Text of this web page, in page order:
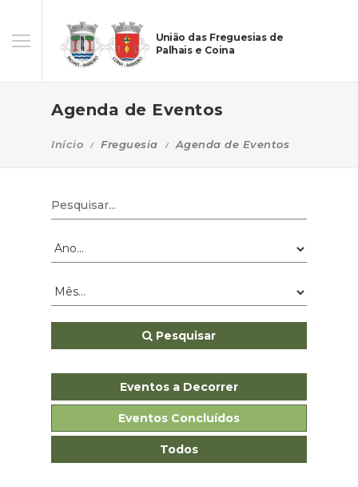
União das Freguesias de
Palhais e Coina
Agenda de Eventos
Início Freguesia Agenda de Eventos
Pesquisar
Eventos a Decorrer
Eventos Concluídos
Todos